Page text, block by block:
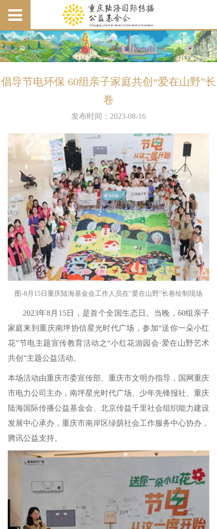
倡导节电环保 60组亲子家庭共创“爱在山野”长
卷
发布时间：2023-08-16
图-8月15日重庆陆海基金会工作人员在“爱在山野”长卷绘制现场
2023年8月15日，是首个全国生态日。当晚，60组亲子
家庭来到重庆南坪协信星光时代广场，参加“送你一朵小红
花”节电主题宣传教育活动之“小红花游园会·爱在山野艺术
共创”主题公益活动。
本场活动由重庆市委宣传部、重庆市文明办指导，国网重庆
市电力公司主办，南坪星光时代广场、少年先锋报社、重庆
陆海国际传播公益基金会、北京传益千里社会组织能力建设
发展中心承办，重庆市南岸区绿荫社会工作服务中心协办，
腾讯公益支持。